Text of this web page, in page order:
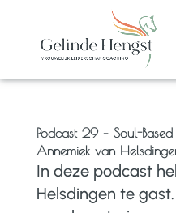
Podcast 29 – Soul-
Annemiek van
In deze podcast
Helsdingen te